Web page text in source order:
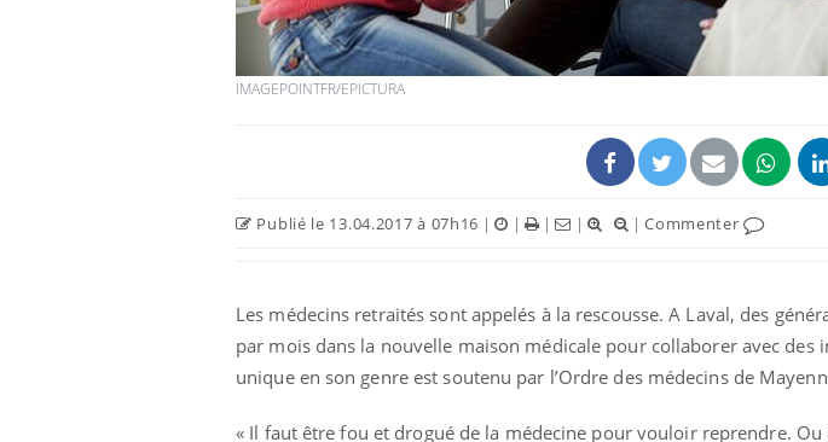
IMAGEPOINTFR/EPICTURA
Publié le 13.04.2017 à 07h16 | | | | |Commenter
Les médecins retraités sont appelés à la rescousse. A Laval, des
par mois dans la nouvelle maison médicale pour collaborer avec des
unique en son genre est soutenu par l’Ordre des médecins de
« Il faut être fou et drogué de la médecine pour vouloir reprendre.
Youtube
Eczéma Chronique des Mains :
expliquer ma maladieYoutube
Il y a des sujets qui sont faciles à